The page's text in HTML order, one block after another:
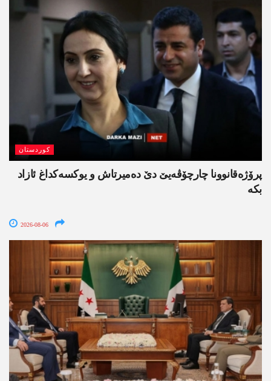
کوردستان
پرۆژەقانوونا چارچۆڤەیێ دێ دەمیرتاش و یوکسەکداغ ئازاد
بکە
2026-08-06